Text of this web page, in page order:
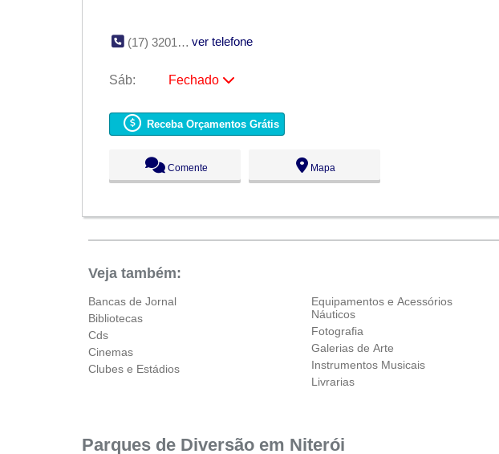
(17) 3201-8500 ver telefone
Sáb:
Fechado
09:00 - 18:00
Qua:
09:00 - 18:00
09:00 - 18:00
Sáb:
Fechado
Receba Orçamentos Grátis
Comente Mapa
Veja também:
Bancas de Jornal
Bibliotecas
Cds
Cinemas
Clubes e Estádios
Equipamentos e Acessórios
Náuticos
Fotografia
Galerias de Arte
Instrumentos Musicais
Livrarias
Parques de Diversão em Niterói